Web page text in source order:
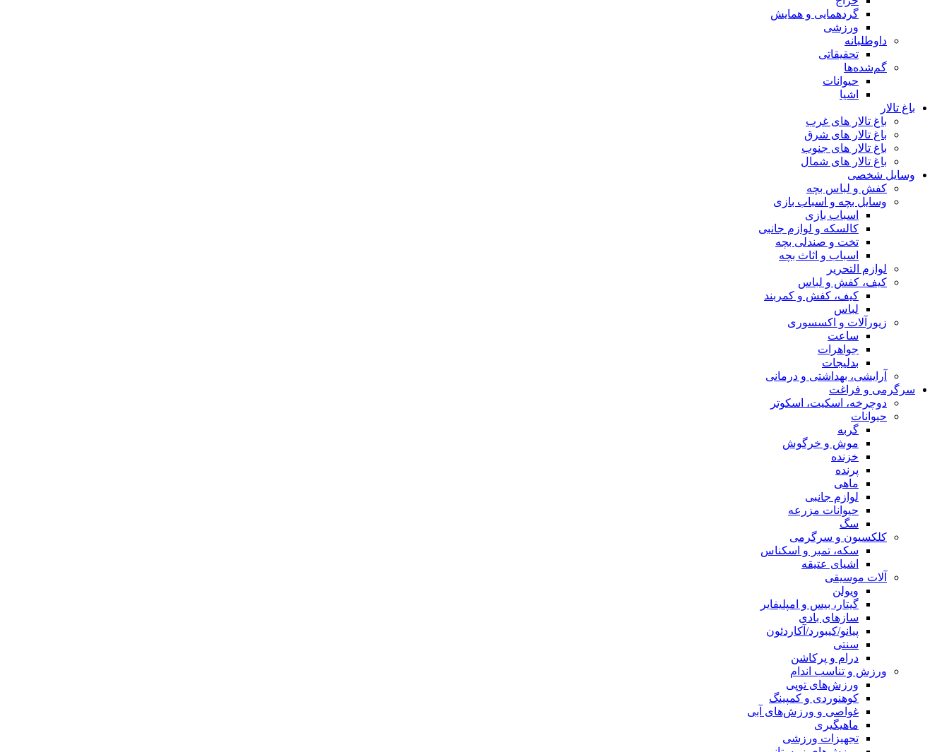
گردهمایی و همایش
ورزشی
داوطلبانه
تحقیقاتی
گم‌شده‌ها
حیوانات
اشیا
باغ تالار
باغ تالار های غرب
باغ تالار های شرق
باغ تالار های جنوب
باغ تالار های شمال
وسایل شخصی
کفش و لباس بچه
وسایل بچه و اسباب بازی
اسباب بازی
کالسکه و لوازم جانبی
تخت و صندلی بچه
اسباب و اثاث بچه
لوازم التحریر
کیف، کفش و لباس
کیف، کفش و کمربند
لباس
زیورآلات و اکسسوری
ساعت
جواهرات
بدلیجات
آرایشی، بهداشتی و درمانی
سرگرمی و فراغت
دوچرخه، اسکیت، اسکوتر
حیوانات
گربه
موش و خرگوش
خزنده
پرنده
ماهی
لوازم جانبی
حیوانات مزرعه
سگ
کلکسیون و سرگرمی
سکه، تمبر و اسکناس
اشیای عتیقه
آلات موسیقی
ویولن
گیتار، بیس و امپلیفایر
سازهای بادی
پیانو/کیبورد/آکاردئون
سنتی
درام و پرکاشن
ورزش و تناسب اندام
ورزش‌های توپی
کوهنوردی و کمپینگ
غواصی و ورزش‌های آبی
ماهیگیری
تجهیزات ورزشی